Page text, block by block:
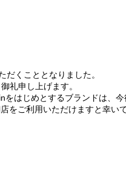
くこととなりました。
礼申し上げます。
はじめとするブランドは、
をご利用いただけますと幸いで